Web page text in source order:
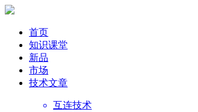
首页
知识课堂
新品
市场
技术文章
互连技术